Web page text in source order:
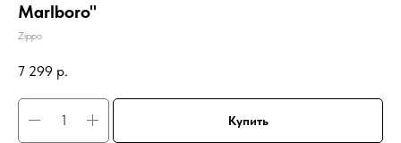
Marlboro"
Zippo
7 299 р.
Купить